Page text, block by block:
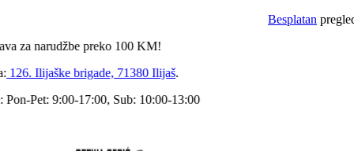
Besplatan pregled
narudžbe preko 100 KM!
Ilijaške brigade, 71380 Ilijaš.
Pet: 9:00-17:00, Sub: 10:00-13:00